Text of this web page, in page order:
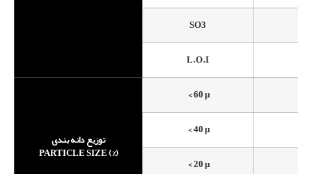
SO3
L.O.I
توزیع دانه بندی
PARTICLE SIZE (%)
< 60 µ
< 40 µ
< 20 µ